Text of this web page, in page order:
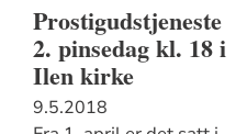
Prostigudstjeneste
2. pinsedag kl. 18 i
Ilen kirke
9.5.2018